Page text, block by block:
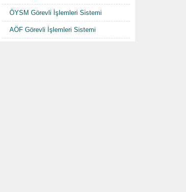
ÖYSM Görevli İşlemleri Sistemi
AÖF Görevli İşlemleri Sistemi